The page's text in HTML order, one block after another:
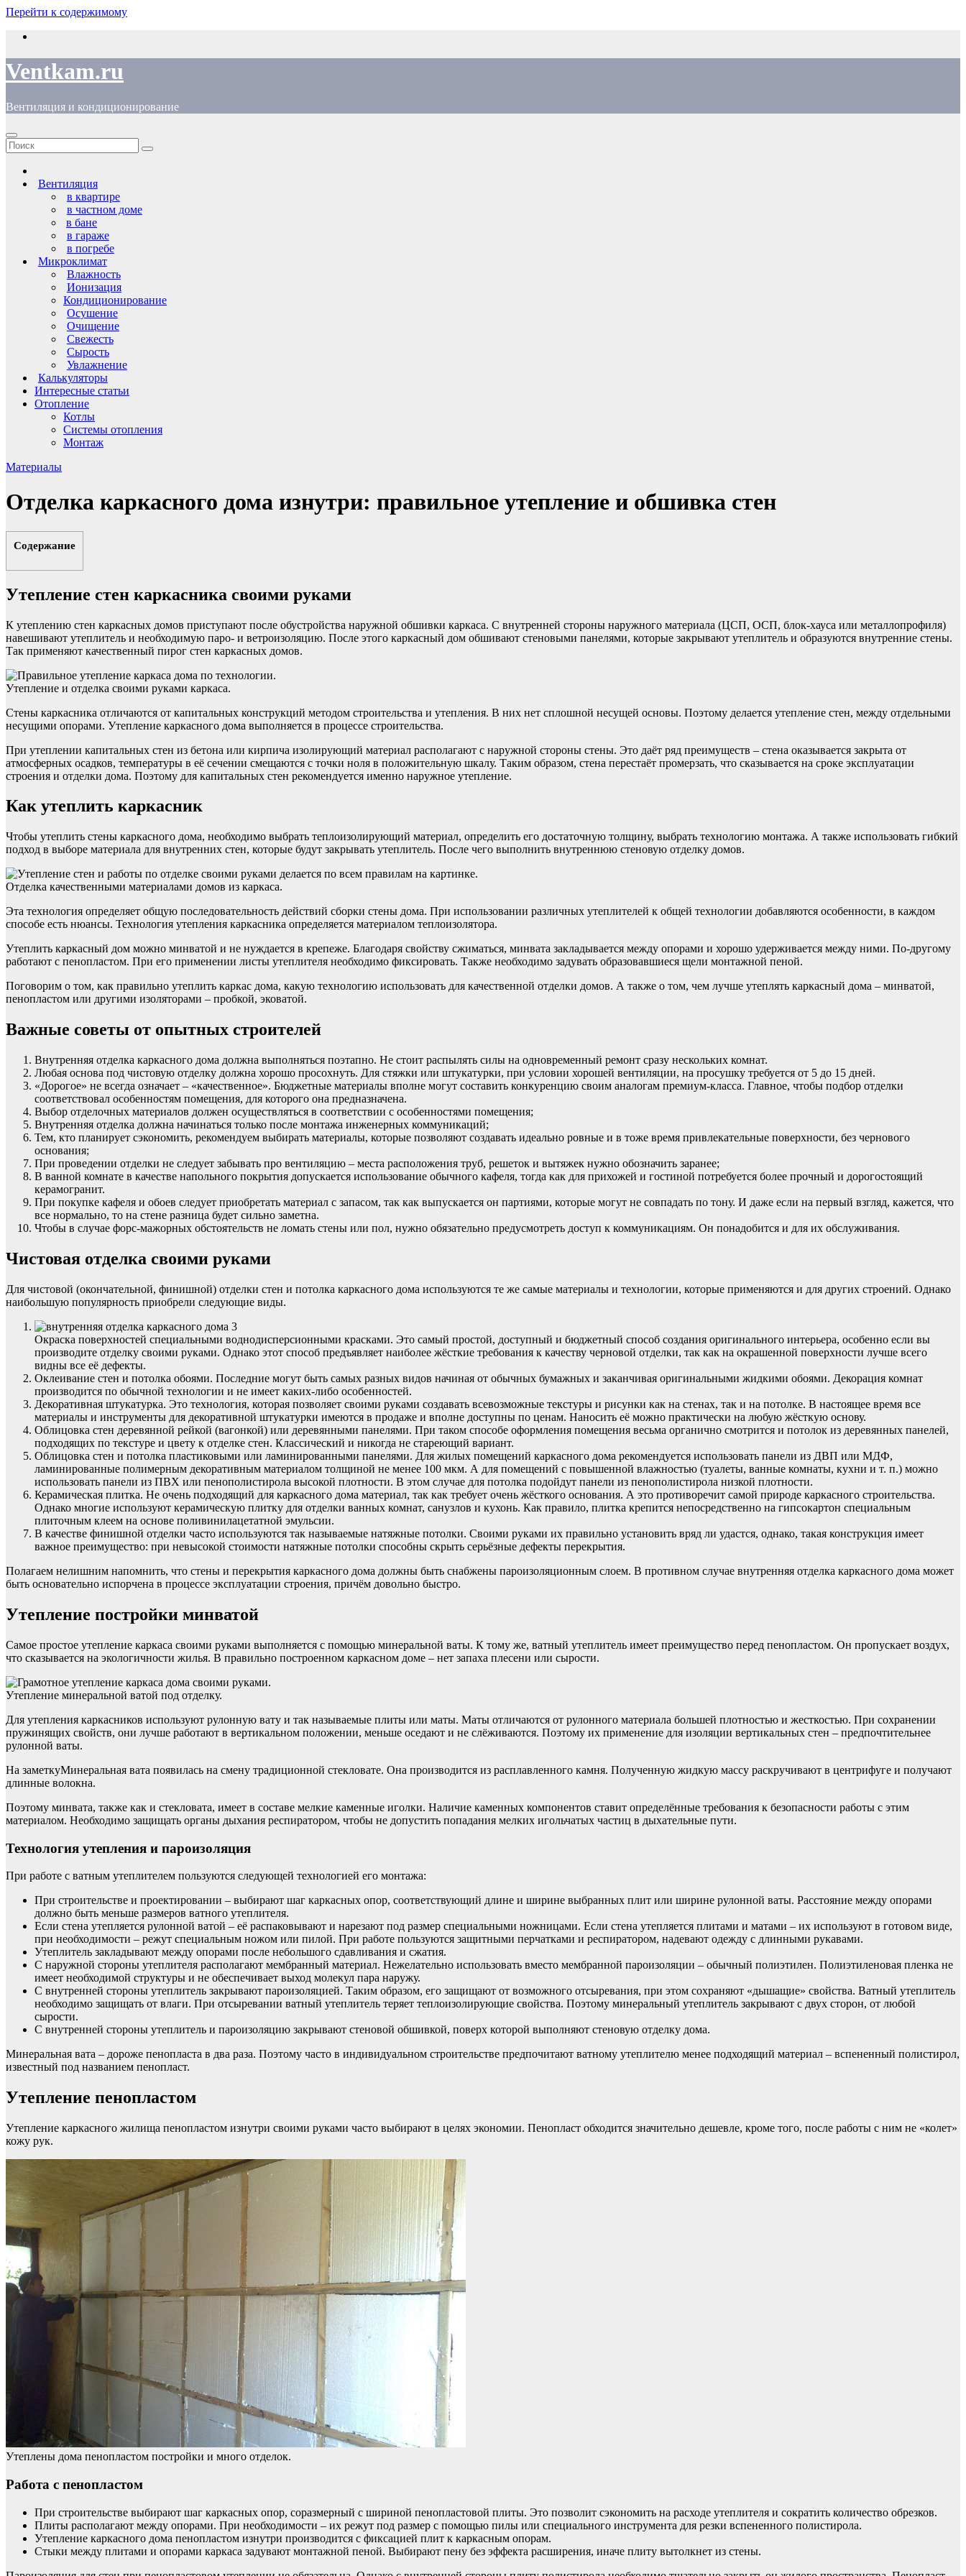
Перейти к содержимому
Ventkam.ru
Вентиляция и кондиционирование
Вентиляция
в квартире
в частном доме
в бане
в гараже
в погребе
Микроклимат
Влажность
Ионизация
Кондиционирование
Осушение
Очищение
Свежесть
Сырость
Увлажнение
Калькуляторы
Интересные статьи
Отопление
Котлы
Системы отопления
Монтаж
Материалы
Отделка каркасного дома изнутри: правильное утепление и обшивка стен
Содержание
Утепление стен каркасника своими руками
К утеплению стен каркасных домов приступают после обустройства наружной обшивки каркаса. С внутренней стороны наружного материала (ЦСП, ОСП, блок-хауса или металлопрофиля)
навешивают утеплитель и необходимую паро- и ветроизоляцию. После этого каркасный дом обшивают стеновыми панелями, которые закрывают утеплитель и образуются внутренние стены.
Так применяют качественный пирог стен каркасных домов.
Утепление и отделка своими руками каркаса.
Стены каркасника отличаются от капитальных конструкций методом строительства и утепления. В них нет сплошной несущей основы. Поэтому делается утепление стен, между отдельными
несущими опорами. Утепление каркасного дома выполняется в процессе строительства.
При утеплении капитальных стен из бетона или кирпича изолирующий материал располагают с наружной стороны стены. Это даёт ряд преимуществ – стена оказывается закрыта от
атмосферных осадков, температуры в её сечении смещаются с точки ноля в положительную шкалу. Таким образом, стена перестаёт промерзать, что сказывается на сроке эксплуатации
строения и отделки дома. Поэтому для капитальных стен рекомендуется именно наружное утепление.
Как утеплить каркасник
Чтобы утеплить стены каркасного дома, необходимо выбрать теплоизолирующий материал, определить его достаточную толщину, выбрать технологию монтажа. А также использовать гибкий
подход в выборе материала для внутренних стен, которые будут закрывать утеплитель. После чего выполнить внутреннюю стеновую отделку домов.
Отделка качественными материалами домов из каркаса.
Эта технология определяет общую последовательность действий сборки стены дома. При использовании различных утеплителей к общей технологии добавляются особенности, в каждом
способе есть нюансы. Технология утепления каркасника определяется материалом теплоизолятора.
Утеплить каркасный дом можно минватой и не нуждается в крепеже. Благодаря свойству сжиматься, минвата закладывается между опорами и хорошо удерживается между ними. По-другому
работают с пенопластом. При его применении листы утеплителя необходимо фиксировать. Также необходимо задувать образовавшиеся щели монтажной пеной.
Поговорим о том, как правильно утеплить каркас дома, какую технологию использовать для качественной отделки домов. А также о том, чем лучше утеплять каркасный дома – минватой,
пенопластом или другими изоляторами – пробкой, эковатой.
Важные советы от опытных строителей
Внутренняя отделка каркасного дома должна выполняться поэтапно. Не стоит распылять силы на одновременный ремонт сразу нескольких комнат.
Любая основа под чистовую отделку должна хорошо просохнуть. Для стяжки или штукатурки, при условии хорошей вентиляции, на просушку требуется от 5 до 15 дней.
«Дорогое» не всегда означает – «качественное». Бюджетные материалы вполне могут составить конкуренцию своим аналогам премиум-класса. Главное, чтобы подбор отделки
соответствовал особенностям помещения, для которого она предназначена.
Выбор отделочных материалов должен осуществляться в соответствии с особенностями помещения;
Внутренняя отделка должна начинаться только после монтажа инженерных коммуникаций;
Тем, кто планирует сэкономить, рекомендуем выбирать материалы, которые позволяют создавать идеально ровные и в тоже время привлекательные поверхности, без чернового
основания;
При проведении отделки не следует забывать про вентиляцию – места расположения труб, решеток и вытяжек нужно обозначить заранее;
В ванной комнате в качестве напольного покрытия допускается использование обычного кафеля, тогда как для прихожей и гостиной потребуется более прочный и дорогостоящий
керамогранит.
При покупке кафеля и обоев следует приобретать материал с запасом, так как выпускается он партиями, которые могут не совпадать по тону. И даже если на первый взгляд, кажется, что
все нормально, то на стене разница будет сильно заметна.
Чтобы в случае форс-мажорных обстоятельств не ломать стены или пол, нужно обязательно предусмотреть доступ к коммуникациям. Он понадобится и для их обслуживания.
Чистовая отделка своими руками
Для чистовой (окончательной, финишной) отделки стен и потолка каркасного дома используются те же самые материалы и технологии, которые применяются и для других строений. Однако
наибольшую популярность приобрели следующие виды.
Окраска поверхностей специальными воднодисперсионными красками. Это самый простой, доступный и бюджетный способ создания оригинального интерьера, особенно если вы
производите отделку своими руками. Однако этот способ предъявляет наиболее жёсткие требования к качеству черновой отделки, так как на окрашенной поверхности лучше всего
видны все её дефекты.
Оклеивание стен и потолка обоями. Последние могут быть самых разных видов начиная от обычных бумажных и заканчивая оригинальными жидкими обоями. Декорация комнат
производится по обычной технологии и не имеет каких-либо особенностей.
Декоративная штукатурка. Это технология, которая позволяет своими руками создавать всевозможные текстуры и рисунки как на стенах, так и на потолке. В настоящее время все
материалы и инструменты для декоративной штукатурки имеются в продаже и вполне доступны по ценам. Наносить её можно практически на любую жёсткую основу.
Облицовка стен деревянной рейкой (вагонкой) или деревянными панелями. При таком способе оформления помещения весьма органично смотрится и потолок из деревянных панелей,
подходящих по текстуре и цвету к отделке стен. Классический и никогда не стареющий вариант.
Облицовка стен и потолка пластиковыми или ламинированными панелями. Для жилых помещений каркасного дома рекомендуется использовать панели из ДВП или МДФ,
ламинированные полимерным декоративным материалом толщиной не менее 100 мкм. А для помещений с повышенной влажностью (туалеты, ванные комнаты, кухни и т. п.) можно
использовать панели из ПВХ или пенополистирола высокой плотности. В этом случае для потолка подойдут панели из пенополистирола низкой плотности.
Керамическая плитка. Не очень подходящий для каркасного дома материал, так как требует очень жёсткого основания. А это противоречит самой природе каркасного строительства.
Однако многие используют керамическую плитку для отделки ванных комнат, санузлов и кухонь. Как правило, плитка крепится непосредственно на гипсокартон специальным
плиточным клеем на основе поливинилацетатной эмульсии.
В качестве финишной отделки часто используются так называемые натяжные потолки. Своими руками их правильно установить вряд ли удастся, однако, такая конструкция имеет
важное преимущество: при невысокой стоимости натяжные потолки способны скрыть серьёзные дефекты перекрытия.
Полагаем нелишним напомнить, что стены и перекрытия каркасного дома должны быть снабжены пароизоляционным слоем. В противном случае внутренняя отделка каркасного дома может
быть основательно испорчена в процессе эксплуатации строения, причём довольно быстро.
Утепление постройки минватой
Самое простое утепление каркаса своими руками выполняется с помощью минеральной ваты. К тому же, ватный утеплитель имеет преимущество перед пенопластом. Он пропускает воздух,
что сказывается на экологичности жилья. В правильно построенном каркасном доме – нет запаха плесени или сырости.
Утепление минеральной ватой под отделку.
Для утепления каркасников используют рулонную вату и так называемые плиты или маты. Маты отличаются от рулонного материала большей плотностью и жесткостью. При сохранении
пружинящих свойств, они лучше работают в вертикальном положении, меньше оседают и не слёживаются. Поэтому их применение для изоляции вертикальных стен – предпочтительнее
рулонной ваты.
На заметкуМинеральная вата появилась на смену традиционной стекловате. Она производится из расплавленного камня. Полученную жидкую массу раскручивают в центрифуге и получают
длинные волокна.
Поэтому минвата, также как и стекловата, имеет в составе мелкие каменные иголки. Наличие каменных компонентов ставит определённые требования к безопасности работы с этим
материалом. Необходимо защищать органы дыхания респиратором, чтобы не допустить попадания мелких игольчатых частиц в дыхательные пути.
Технология утепления и пароизоляция
При работе с ватным утеплителем пользуются следующей технологией его монтажа:
При строительстве и проектировании – выбирают шаг каркасных опор, соответствующий длине и ширине выбранных плит или ширине рулонной ваты. Расстояние между опорами
должно быть меньше размеров ватного утеплителя.
Если стена утепляется рулонной ватой – её распаковывают и нарезают под размер специальными ножницами. Если стена утепляется плитами и матами – их используют в готовом виде,
при необходимости – режут специальным ножом или пилой. При работе пользуются защитными перчатками и респиратором, надевают одежду с длинными рукавами.
Утеплитель закладывают между опорами после небольшого сдавливания и сжатия.
С наружной стороны утеплителя располагают мембранный материал. Нежелательно использовать вместо мембранной пароизоляции – обычный полиэтилен. Полиэтиленовая пленка не
имеет необходимой структуры и не обеспечивает выход молекул пара наружу.
С внутренней стороны утеплитель закрывают пароизоляцией. Таким образом, его защищают от возможного отсыревания, при этом сохраняют «дышащие» свойства. Ватный утеплитель
необходимо защищать от влаги. При отсыревании ватный утеплитель теряет теплоизолирующие свойства. Поэтому минеральный утеплитель закрывают с двух сторон, от любой
сырости.
С внутренней стороны утеплитель и пароизоляцию закрывают стеновой обшивкой, поверх которой выполняют стеновую отделку дома.
Минеральная вата – дороже пенопласта в два раза. Поэтому часто в индивидуальном строительстве предпочитают ватному утеплителю менее подходящий материал – вспененный полистирол,
известный под названием пенопласт.
Утепление пенопластом
Утепление каркасного жилища пенопластом изнутри своими руками часто выбирают в целях экономии. Пенопласт обходится значительно дешевле, кроме того, после работы с ним не «колет»
кожу рук.
Утеплены дома пенопластом постройки и много отделок.
Работа с пенопластом
При строительстве выбирают шаг каркасных опор, соразмерный с шириной пенопластовой плиты. Это позволит сэкономить на расходе утеплителя и сократить количество обрезков.
Плиты располагают между опорами. При необходимости – их режут под размер с помощью пилы или специального инструмента для резки вспененного полистирола.
Утепление каркасного дома пенопластом изнутри производится с фиксацией плит к каркасным опорам.
Стыки между плитами и опорами каркаса задувают монтажной пеной. Выбирают пену без эффекта расширения, иначе плиту вытолкнет из стены.